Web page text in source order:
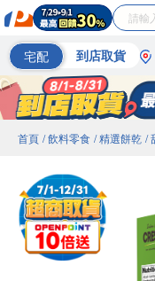
宅配 到店取貨
首頁 / 飲料零食 / 精選餅乾 /